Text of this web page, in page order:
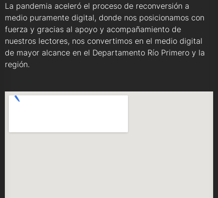
La pandemia aceleró el proceso de reconversión a
medio puramente digital, donde nos posicionamos con
fuerza y gracias al apoyo y acompañamiento de
nuestros lectores, nos convertimos en el medio digital
de mayor alcance en el Departamento Río Primero y la
región.